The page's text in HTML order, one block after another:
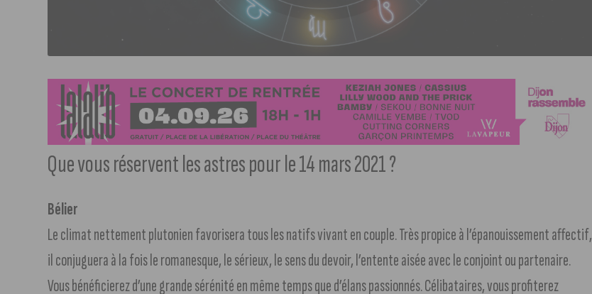
Que vous réservent les astres pour le 14 mars 2021 ?
Bélier
Le climat nettement plutonien favorisera tous les natifs vivant en couple. Très propice à l’épanouissement affectif,
il conjuguera à la fois le romanesque, le sérieux, le sens du devoir, l’entente aisée avec le conjoint ou partenaire.
Vous bénéficierez d’une grande sérénité en même temps que d’élans passionnés. Célibataires, vous profiterez